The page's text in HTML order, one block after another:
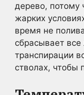
дерево, потому
жарких
время не
сбрасывает
транспирации
стволах, чтобы